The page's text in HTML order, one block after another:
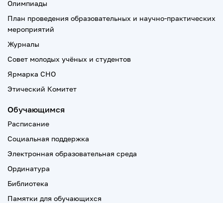
Олимпиады
План проведения образовательных и научно-практических
мероприятий
Журналы
Совет молодых учёных и студентов
Ярмарка СНО
Этический Комитет
Обучающимся
Расписание
Социальная поддержка
Электронная образовательная среда
Ординатура
Библиотека
Памятки для обучающихся